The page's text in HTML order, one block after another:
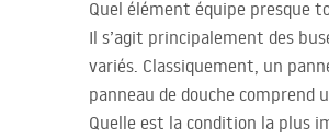
Quel élément équipe presque
Il s’agit principalement des
variés. Classiquement, un
panneau de douche
Quelle est la condition la plus